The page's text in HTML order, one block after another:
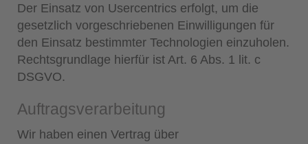
Der Einsatz von Usercentrics erfolgt, um die
gesetzlich vorgeschriebenen Einwilligungen für
den Einsatz bestimmter Technologien einzuholen.
Rechtsgrundlage hierfür ist Art. 6 Abs. 1 lit. c
DSGVO.
Auftragsverarbeitung
Wir haben einen Vertrag über